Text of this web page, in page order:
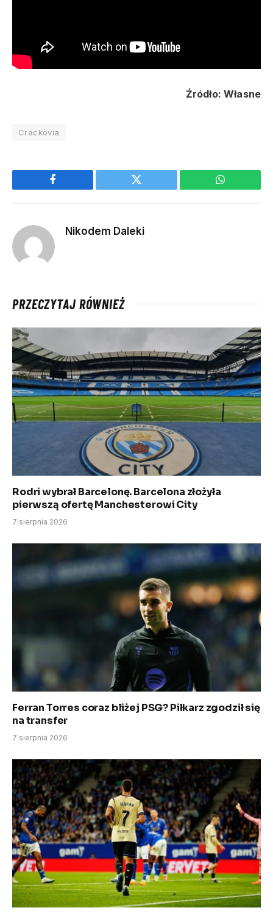
Źródło: Własne
Crackòvia
Facebook Twitter WhatsApp
Nikodem Daleki
PRZECZYTAJ RÓWNIEŻ
Rodri wybrał Barcelonę. Barcelona złożyła
pierwszą ofertę Manchesterowi City
7 sierpnia 2026
Ferran Torres coraz bliżej PSG? Piłkarz zgodził się
na transfer
7 sierpnia 2026